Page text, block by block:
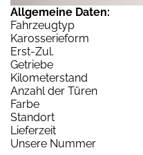
Allgemeine Daten:
Fahrzeugtyp
Karosserieform
Erst-Zul.
Getriebe
Kilometerstand
Anzahl der Türen
Farbe
Standort
Lieferzeit
Unsere Nummer